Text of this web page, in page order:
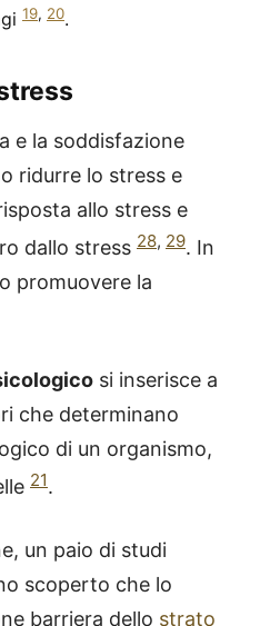
19, 20.
e la soddisfazione
ridurre lo stress e
allo stress e
dallo stress 28, 29. In
promuovere la
si inserisce a
che determinano
di un organismo,
21.
un paio di studi
scoperto che lo
barriera dello strato